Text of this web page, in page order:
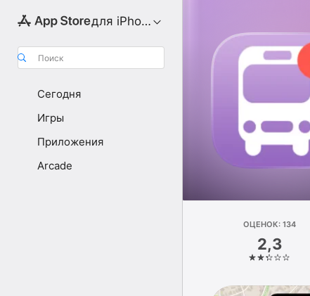
для iPhone
Поиск
Сегодня
Игры
Приложения
Arcade
ОЦЕНОК: 134
2,3